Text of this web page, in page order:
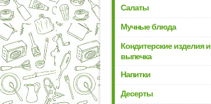
Салаты
Мучные блюда
Кондитерские изделия и
выпечка
Напитки
Десерты